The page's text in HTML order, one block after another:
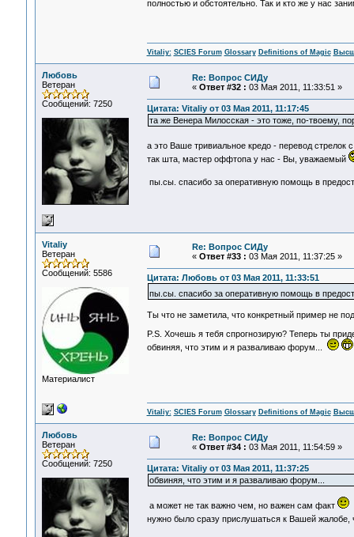
полностью и обстоятельно. Так и кто же у нас
Vitaliy: SCIES Forum Glossary Definitions of Magic
Любовь
Ветеран
Сообщений: 7250
Re: Вопрос СИДу
« Ответ #32 : 03 Мая 2011, 11:33:51 »
Цитата: Vitaliy от 03 Мая 2011, 11:17:45
та же Венера Милосская - это тоже, по-твоему,
а это Ваше тривиальное кредо - перевод стрелок
так шта, мастер оффтопа у нас - Вы, уважаемый
пы.сы. спасибо за оперативную помощь в
Vitaliy
Ветеран
Сообщений: 5586
Материалист
Re: Вопрос СИДу
« Ответ #33 : 03 Мая 2011, 11:37:25 »
Цитата: Любовь от 03 Мая 2011, 11:33:51
пы.сы. спасибо за оперативную помощь в
Ты что не заметила, что конкретный пример не
P.S. Хочешь я тебя спрогнозирую? Теперь ты
обвиняя, что этим и я разваливаю форум...
Vitaliy: SCIES Forum Glossary Definitions of Magic
Любовь
Ветеран
Сообщений: 7250
Re: Вопрос СИДу
« Ответ #34 : 03 Мая 2011, 11:54:59 »
Цитата: Vitaliy от 03 Мая 2011, 11:37:25
обвиняя, что этим и я разваливаю форум...
а может не так важно чем, но важен сам факт
нужно было сразу прислушаться к Вашей жалобе,